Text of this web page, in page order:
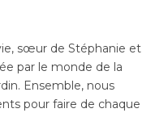
sœur de Stéphanie et
par le monde de la
Ensemble, nous
pour faire de chaque